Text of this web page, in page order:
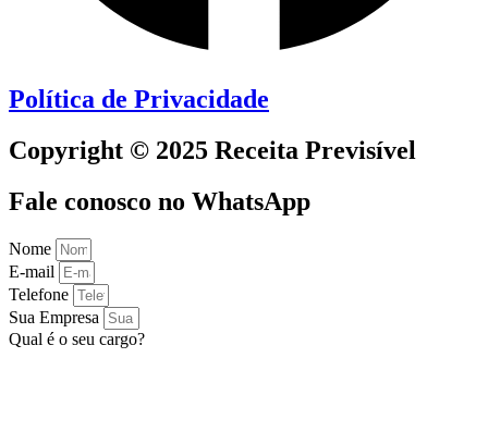
Política de Privacidade
Copyright © 2025 Receita Previsível
Fale conosco no WhatsApp
Nome
E-mail
Telefone
Sua Empresa
Qual é o seu cargo?